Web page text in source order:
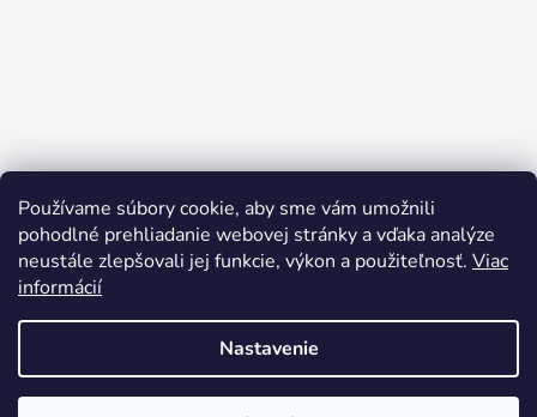
Používame súbory cookie, aby sme vám umožnili
pohodlné prehliadanie webovej stránky a vďaka analýze
neustále zlepšovali jej funkcie, výkon a použiteľnosť. Viac
informácií
Nastavenie
Sledovať na Instagrame